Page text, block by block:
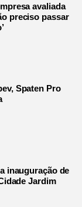
avaliada
preciso passar
Spaten Pro
inauguração de
Jardim